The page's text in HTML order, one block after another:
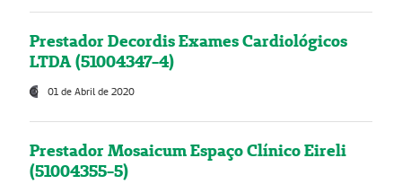
Prestador Decordis Exames Cardiológicos
LTDA (51004347-4)
01 de Abril de 2020
Prestador Mosaicum Espaço Clínico Eireli
(51004355-5)